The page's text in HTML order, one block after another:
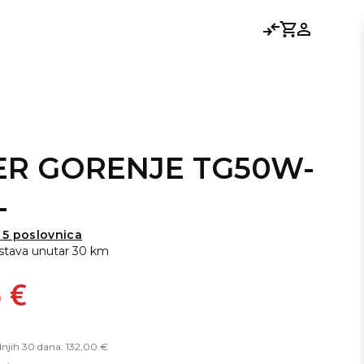
Usporedi
Košarica
Prijavi se
GORENJE TG50W-
poslovnica
unutar 30 km
€
30 dana: 132,00 €